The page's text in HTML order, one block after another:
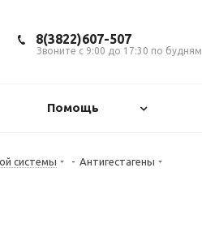
8(3822)607-507
Звоните с 9:00 до 17:30 по будням
Помощь
системы - Антигестагены